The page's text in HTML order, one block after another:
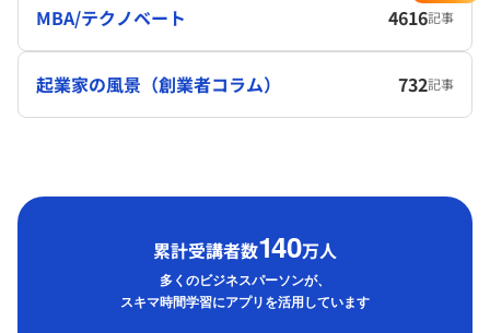
MBA/テクノベート 4616記事
起業家の風景（創業者コラム） 732記事
累計受講者数140万人
多くのビジネスパーソンが、
スキマ時間学習にアプリを活用しています